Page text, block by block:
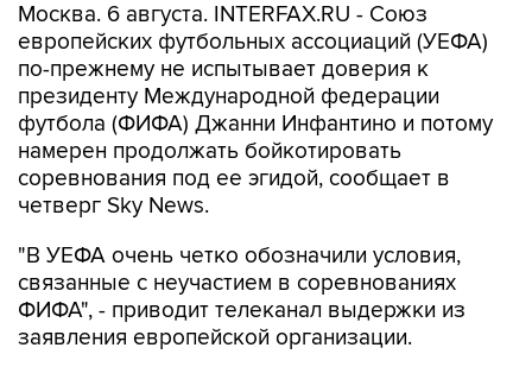
Москва. 6 августа. INTERFAX.RU - Союз
европейских футбольных ассоциаций (УЕФА)
по-прежнему не испытывает доверия к
президенту Международной федерации
футбола (ФИФА) Джанни Инфантино и потому
намерен продолжать бойкотировать
соревнования под ее эгидой, сообщает в
четверг Sky News.
"В УЕФА очень четко обозначили условия,
связанные с неучастием в соревнованиях
ФИФА", - приводит телеканал выдержки из
заявления европейской организации.